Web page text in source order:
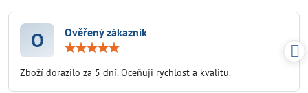
O Ověřený zákazník
5
Zboží dorazilo za 5 dní. Oceňuji rychlost a kvalitu.